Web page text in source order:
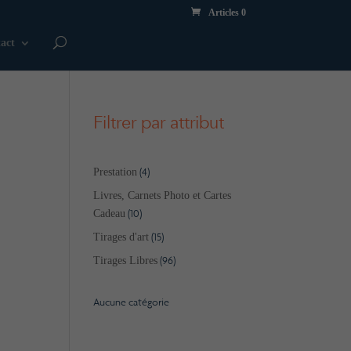
Articles 0
Filtrer par attribut
Prestation 44
produits
Livres, Carnets Photo et Cartes
Cadeau 1010
produits
Tirages d'art 1515
produits
Tirages Libres 9696
Aucune catégorie